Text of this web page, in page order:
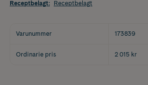
Receptbelagt: Receptbelagt
Varunummer 173839
Ordinarie pris 2 015 kr